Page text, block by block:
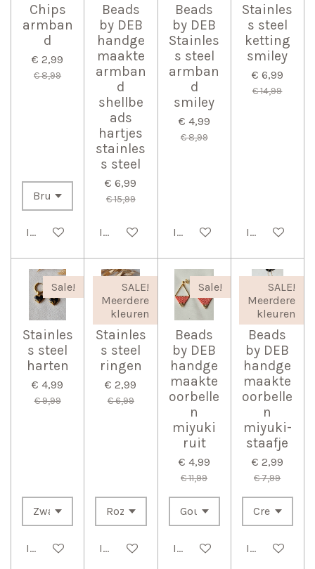
Chips
armban
d
€ 2,99
€ 8,99
In winkelwagen
Beads
by DEB
handge
maakte
armban
d
shellbe
ads
hartjes
stainles
s steel
€ 6,99
€ 15,99
In winkelwagen
Beads
by DEB
Stainles
s steel
armban
d
smiley
€ 4,99
€ 8,99
In winkelwagen
Stainles
s steel
ketting
smiley
€ 6,99
€ 14,99
In
Sale!
Stainles
s steel
harten
€ 4,99
€ 9,99
In winkelwagen
SALE!
Meerdere
kleuren
Stainles
s steel
ringen
€ 2,99
€ 6,99
In winkelwagen
Sale!
Beads
by DEB
handge
maakte
oorbelle
n
miyuki
ruit
€ 4,99
€ 11,99
In winkelwagen
SALE!
Meerdere
kleuren
Beads
by DEB
handge
maakte
oorbelle
n
miyuki-
staafje
€ 2,99
€ 7,99
In